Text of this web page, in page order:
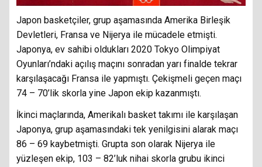
Japon basketçiler, grup aşamasında Amerika Birleşik
Devletleri, Fransa ve Nijerya ile mücadele etmişti.
Japonya, ev sahibi oldukları 2020 Tokyo Olimpiyat
Oyunları’ndaki açılış maçını sonradan yarı finalde tekrar
karşılaşacağı Fransa ile yapmıştı. Çekişmeli geçen maçı
74 – 70’lik skorla yine Japon ekip kazanmıştı.
İkinci maçlarında, Amerikalı basket takımı ile karşılaşan
Japonya, grup aşamasındaki tek yenilgisini alarak maçı
86 – 69 kaybetmişti. Grupta son olarak Nijerya ile
yüzleşen ekip, 103 – 82’luk nihai skorla grubu ikinci